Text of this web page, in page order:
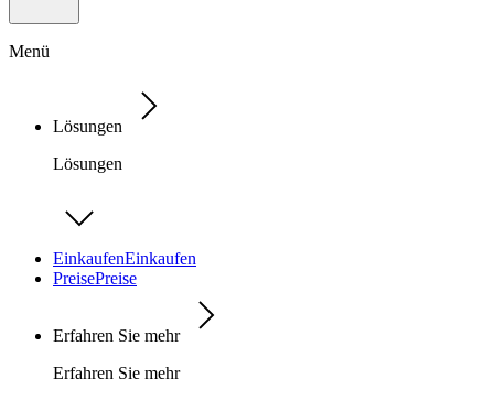
Menü
Lösungen
Lösungen
EinkaufenEinkaufen
PreisePreise
Erfahren Sie mehr
Erfahren Sie mehr